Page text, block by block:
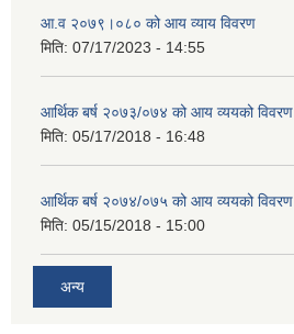
आ.व २०७९।०८० को आय व्याय विवरण
मिति: 07/17/2023 - 14:55
आर्थिक बर्ष २०७३/०७४ को आय व्ययको विवरण
मिति: 05/17/2018 - 16:48
आर्थिक बर्ष २०७४/०७५ को आय व्ययको विवरण
मिति: 05/15/2018 - 15:00
अन्य